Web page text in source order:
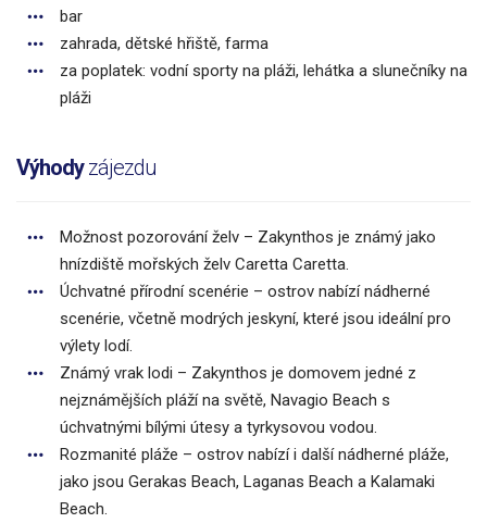
bar
zahrada, dětské hřiště, farma
za poplatek: vodní sporty na pláži, lehátka a slunečníky na
pláži
Výhodyzájezdu
Možnost pozorování želv – Zakynthos je známý jako
hnízdiště mořských želv Caretta Caretta.
Úchvatné přírodní scenérie – ostrov nabízí nádherné
scenérie, včetně modrých jeskyní, které jsou ideální pro
výlety lodí.
Známý vrak lodi – Zakynthos je domovem jedné z
nejznámějších pláží na světě, Navagio Beach s
úchvatnými bílými útesy a tyrkysovou vodou.
Rozmanité pláže – ostrov nabízí i další nádherné pláže,
jako jsou Gerakas Beach, Laganas Beach a Kalamaki
Beach.